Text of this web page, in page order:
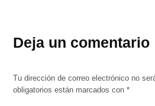
Deja un comentario
Tu dirección de correo electrónico no
obligatorios están marcados con*